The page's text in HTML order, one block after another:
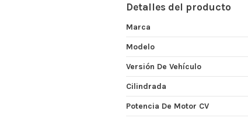
Detalles del producto
Marca
Modelo
Versión De Vehículo
Cilindrada
Potencia De Motor CV